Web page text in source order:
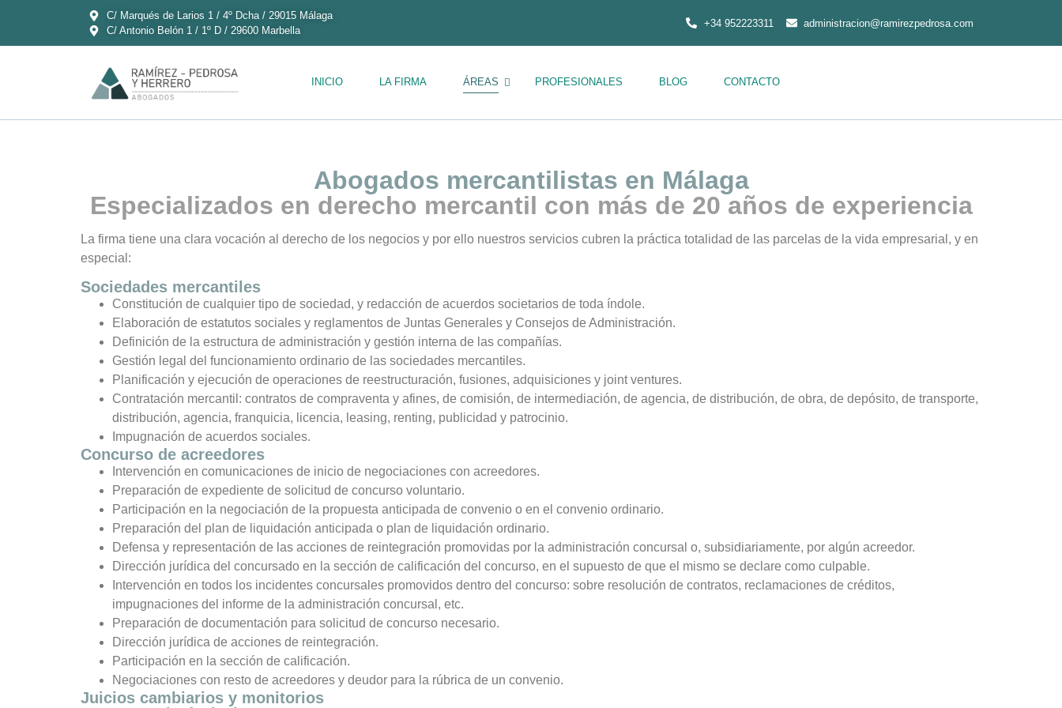
C/ Marqués de Larios 1 / 4º Dcha / 29015 Málaga
C/ Antonio Belón 1 / 1º D / 29600 Marbella
+34 952223311 administracion@ramirezpedrosa.com
INICIO LA FIRMA ÁREAS PROFESIONALES BLOG CONTACTO
Abogados mercantilistas en Málaga
Especializados en derecho mercantil con más de 20 años de experiencia
La firma tiene una clara vocación al derecho de los negocios y por ello nuestros servicios cubren la práctica totalidad de las parcelas de la vida empresarial, y en
especial:
Sociedades mercantiles
Constitución de cualquier tipo de sociedad, y redacción de acuerdos societarios de toda índole.
Elaboración de estatutos sociales y reglamentos de Juntas Generales y Consejos de Administración.
Definición de la estructura de administración y gestión interna de las compañías.
Gestión legal del funcionamiento ordinario de las sociedades mercantiles.
Planificación y ejecución de operaciones de reestructuración, fusiones, adquisiciones y joint ventures.
Contratación mercantil: contratos de compraventa y afines, de comisión, de intermediación, de agencia, de distribución, de obra, de depósito, de transporte,
distribución, agencia, franquicia, licencia, leasing, renting, publicidad y patrocinio.
Impugnación de acuerdos sociales.
Concurso de acreedores
Intervención en comunicaciones de inicio de negociaciones con acreedores.
Preparación de expediente de solicitud de concurso voluntario.
Participación en la negociación de la propuesta anticipada de convenio o en el convenio ordinario.
Preparación del plan de liquidación anticipada o plan de liquidación ordinario.
Defensa y representación de las acciones de reintegración promovidas por la administración concursal o, subsidiariamente, por algún acreedor.
Dirección jurídica del concursado en la sección de calificación del concurso, en el supuesto de que el mismo se declare como culpable.
Intervención en todos los incidentes concursales promovidos dentro del concurso: sobre resolución de contratos, reclamaciones de créditos,
impugnaciones del informe de la administración concursal, etc.
Preparación de documentación para solicitud de concurso necesario.
Dirección jurídica de acciones de reintegración.
Participación en la sección de calificación.
Negociaciones con resto de acreedores y deudor para la rúbrica de un convenio.
Juicios cambiarios y monitorios